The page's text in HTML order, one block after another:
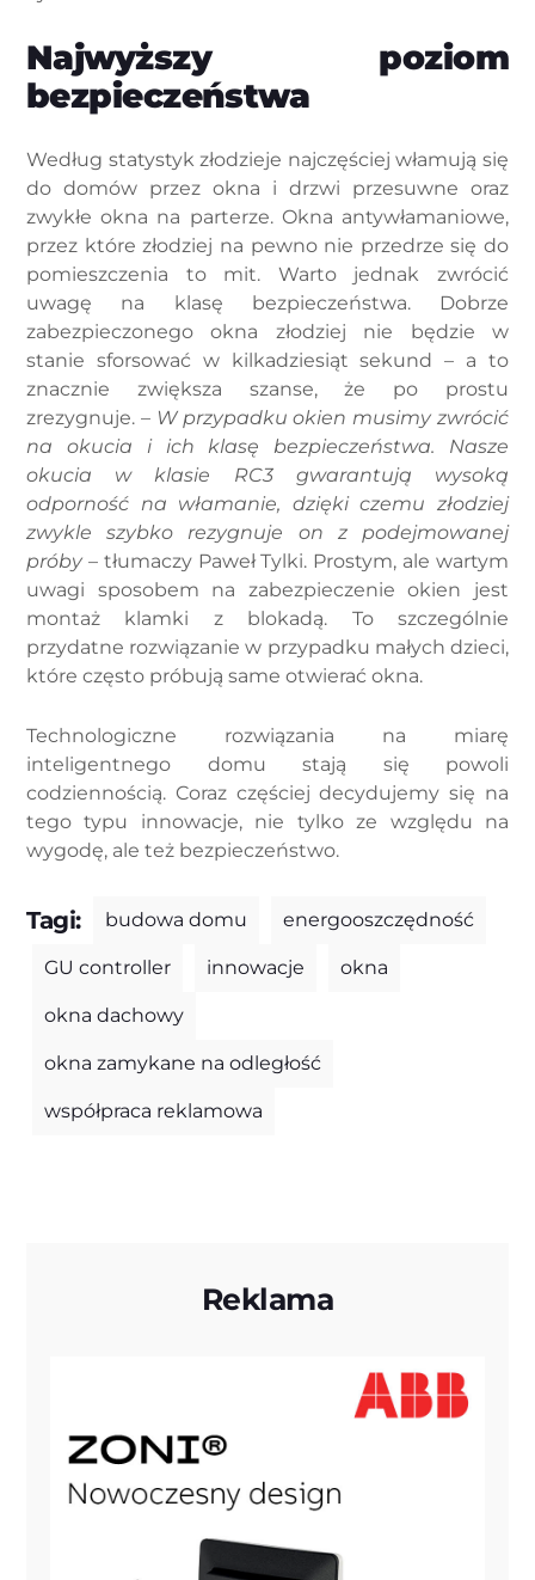
Najwyższy poziom
bezpieczeństwa
Według statystyk złodzieje najczęściej włamują się
do domów przez okna i drzwi przesuwne oraz
zwykłe okna na parterze. Okna antywłamaniowe,
przez które złodziej na pewno nie przedrze się do
pomieszczenia to mit. Warto jednak zwrócić
uwagę na klasę bezpieczeństwa. Dobrze
zabezpieczonego okna złodziej nie będzie w
stanie sforsować w kilkadziesiąt sekund – a to
znacznie zwiększa szanse, że po prostu
zrezygnuje. – W przypadku okien musimy zwrócić
na okucia i ich klasę bezpieczeństwa. Nasze
okucia w klasie RC3 gwarantują wysoką
odporność na włamanie, dzięki czemu złodziej
zwykle szybko rezygnuje on z podejmowanej
próby– tłumaczy Paweł Tylki. Prostym, ale wartym
uwagi sposobem na zabezpieczenie okien jest
montaż klamki z blokadą. To szczególnie
przydatne rozwiązanie w przypadku małych dzieci,
które często próbują same otwierać okna.
Technologiczne rozwiązania na miarę
inteligentnego domu stają się powoli
codziennością. Coraz częściej decydujemy się na
tego typu innowacje, nie tylko ze względu na
wygodę, ale też bezpieczeństwo.
Tagi: budowa domu energooszczędność
GU controller innowacje okna
okna dachowy
okna zamykane na odległość
współpraca reklamowa
Reklama